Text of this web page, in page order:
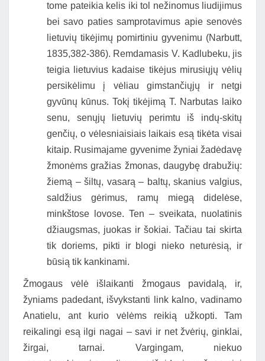
tome pateikia kelis iki tol nežinomus liudijimus
bei savo paties samprotavimus apie senovės
lietuvių tikėjimų pomirtiniu gyvenimu (Narbutt,
1835,382-386). Remdamasis V. Kadlubeku, jis
teigia lietuvius kadaise tikėjus mirusiųjų vėlių
persikėlimu į vėliau gimstančiųjų ir netgi
gyvūnų kūnus. Tokį tikėjimą T. Narbutas laiko
senu, senųjų lietuvių perimtu iš indų-skitų
genčių, o vėlesniaisiais laikais esą tikėta visai
kitaip. Rusimajame gyvenime žyniai žadėdavę
žmonėms gražias žmonas, daugybę drabužių:
žiemą – šiltų, vasarą – baltų, skanius valgius,
saldžius gėrimus, ramų miegą didelėse,
minkštose lovose. Ten – sveikata, nuolatinis
džiaugsmas, juokas ir šokiai. Tačiau tai skirta
tik doriems, pikti ir blogi nieko neturėsią, ir
būsią tik kankinami.
Žmogaus vėlė išlaikanti žmogaus pavidalą, ir,
žyniams padedant, išvykstanti link kalno, vadinamo
Anatielu, ant kurio vėlėms reikią užkopti. Tam
reikalingi esą ilgi nagai – savi ir net žvėrių, ginklai,
žirgai, tarnai. Vargingam, niekuo